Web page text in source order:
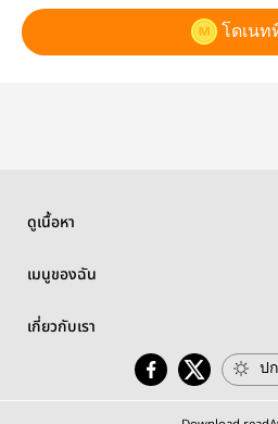
โดเนท
ดูเนื้อหา
เมนูของฉัน
เกี่ยวกับเรา
ป